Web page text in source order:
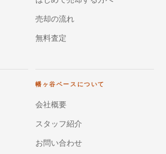
売却の流れ
無料査定
幡ヶ谷ベースについて
会社概要
スタッフ紹介
お問い合わせ